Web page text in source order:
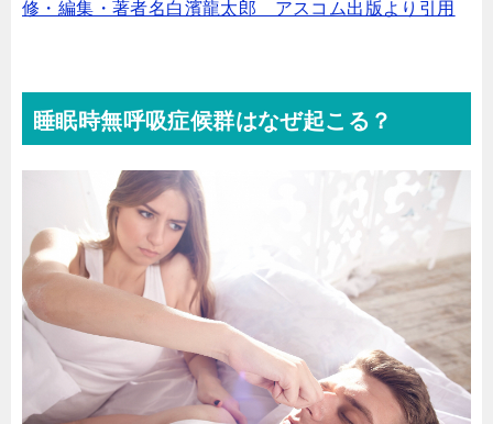
修・編集・著者名白濱龍太郎 アスコム出版より引用
睡眠時無呼吸症候群はなぜ起こる？